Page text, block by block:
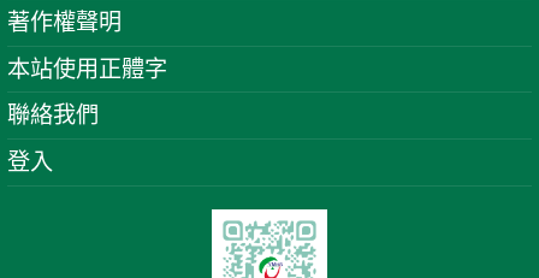
著作權聲明
本站使用正體字
聯絡我們
登入